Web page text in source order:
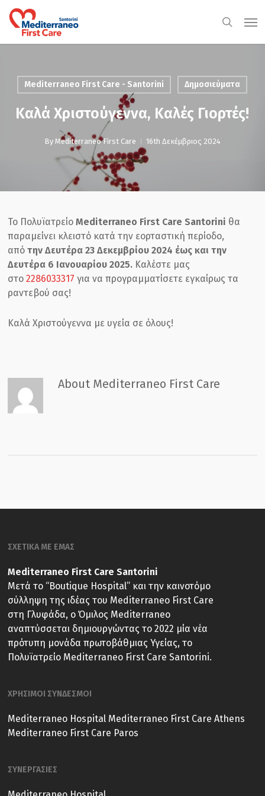
Skip
search
Mediterraneo First Care - Santorini Δημοσιεύματα
Καλά Χριστούγεννα, Καλές Γιορτές!
By Mediterraneo First Care 16th Δεκέμβριος 2024
Το ΠολυϊατρείοMediterraneo First Care Santorini θα
παραμείνει κλειστό κατά την εορταστική περίοδο,
απότην Δευτέρα 23 Δεκεμβρίου 2024 έως και την
Δευτέρα 6 Ιανουαρίου 2025. Καλέστε μας
στο2286033317 για να προγραμματίσετε εγκαίρως τα
ραντεβού σας!
Καλά Χριστούγεννα με υγεία σε όλους!
About Mediterraneo First Care
ΣΧΕΤΙΚΑ ΜΕ ΕΜΑΣ
Mediterraneo First Care Santorini
Μετά το “Boutique Hospital” και την καινοτόμο
σύλληψη της ιδέας του Mediterraneo First Care
στη Γλυφάδα, ο Όμιλος Mediterraneo
αναπτύσσεται δημιουργώντας το 2022 μία νέα
πρότυπη μονάδα πρωτοβάθμιας Υγείας, το
Πολυϊατρείο Mediterraneo First Care Santorini.
ΧΡΗΣΙΜΟΙ ΣΥΝΔΕΣΜΟΙ
Mediterraneo Hospital Mediterraneo First Care Athens
Mediterraneo First Care Paros
ΣΥΝΕΡΓΑΣΙΕΣ